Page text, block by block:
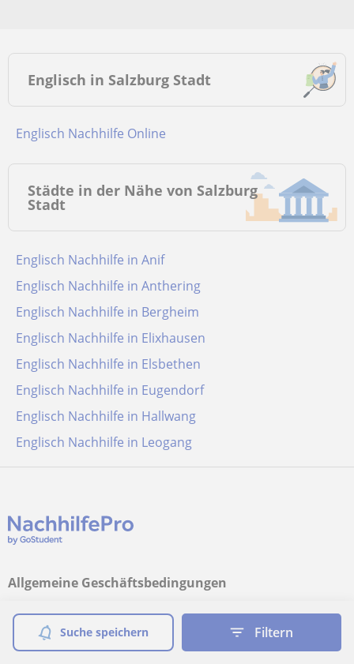
Suche speichern Filtern
Englisch in Salzburg Stadt
Englisch Nachhilfe Online
Städte in der Nähe von Salzburg
Stadt
Englisch Nachhilfe in Anif
Englisch Nachhilfe in Anthering
Englisch Nachhilfe in Bergheim
Englisch Nachhilfe in Elixhausen
Englisch Nachhilfe in Elsbethen
Englisch Nachhilfe in Eugendorf
Englisch Nachhilfe in Hallwang
Englisch Nachhilfe in Leogang
Allgemeine Geschäftsbedingungen
Cookie-Richtlinie
Cookie-Einstellungen